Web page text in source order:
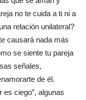
no te cuida a ti ni a
relación unilateral?
causará nada más
se siente tu pareja
señales,
de él.
es ciego”, algunas